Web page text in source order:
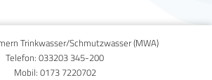
Trinkwasser/Schmutzwasser (MWA)
Telefon: 033203 345-200
Mobil: 0173 7220702